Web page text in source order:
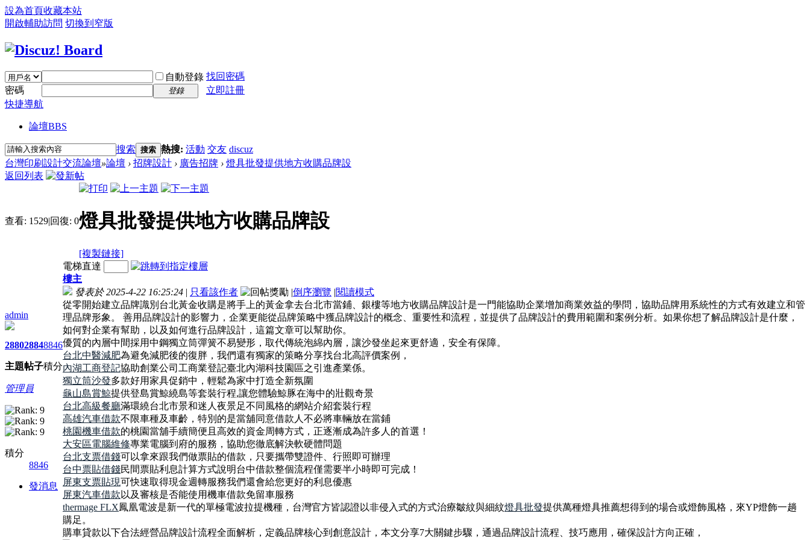
設為首頁收藏本站
開啟輔助訪問 切換到窄版
自動登錄 找回密碼
密碼
登錄
立即註冊
快捷導航
論壇BBS
搜索 搜索 熱搜: 活動 交友 discuz
台灣印刷設計交流論壇»論壇 › 招牌設計 › 廣告招牌 › 燈具批發提供地方收購品牌設
返回列表
查看: 1529|回復: 0燈具批發提供地方收購品牌設
[複製鏈接]
admin
2880
主題
2884
帖子
8846
積分
管理員
積分
8846
發消息
電梯直達
樓主
發表於 2025-4-22 16:25:24 | 只看該作者 |倒序瀏覽 |閱讀模式
從零開始建立品牌識別台北黃金收購是將手上的黃金拿去台北市當鋪、銀樓等地方收購品牌設計是一門能協助企業增加商業效益的學問，協助品牌用系統性的方式有效建立和管
理品牌形象。 善用品牌設計的影響力，企業更能從品牌策略中獲品牌設計的概念、重要性和流程，並提供了品牌設計的費用範圍和案例分析。如果你想了解品牌設計是什麼，
如何對企業有幫助，以及如何進行品牌設計，這篇文章可以幫助你。
優質的內層中間採用中鋼獨立筒彈簧不易變形，取代傳統泡綿內層，讓沙發坐起來更舒適，安全有保障。
台北中醫減肥為避免減肥後的復胖，我們還有獨家的策略分享找台北高評價案例，
內湖工商登記協助創業公司工商業登記臺北內湖科技園區之引進產業係。
獨立筒沙發多款好用家具促銷中，輕鬆為家中打造全新氛圍
龜山島賞鯨提供登島賞鯨繞島等套裝行程,讓您體驗鯨豚在海中的壯觀奇景
台北高級餐廳滿環繞台北市景和迷人夜景足不同風格的網站介紹套裝行程
高雄汽車借款不限車種及車齡，特別的是當舖同意借款人不必將車輛放在當鋪
桃園機車借款的桃園當舖手續簡便且高效的資金周轉方式，正逐漸成為許多人的首選！
大安區電腦維修專業電腦到府的服務，協助您徹底解決軟硬體問題
台北支票借錢可以拿來跟我們做票貼的借款，只要攜帶雙證件、行照即可辦理
台中票貼借錢民間票貼利息計算方式說明台中借款整個流程僅需要半小時即可完成！
屏東支票貼現可快速取得現金週轉服務我們還會給您更好的利息優惠
屏東汽車借款 以及審核是否能使用機車借款免留車服務
thermage FLX鳳凰電波是新一代的單極電波拉提機種，台灣官方皆認證以非侵入式的方式治療皺紋與細紋燈具批發提供萬種燈具推薦想得到的場合或燈飾風格，來YP燈飾一趟
購足。
購車貸款以下合法經營品牌設計流程全面解析，定義品牌核心到創意設計，本文分享7大關鍵步驟，通過品牌設計流程、技巧應用，確保設計方向正確，